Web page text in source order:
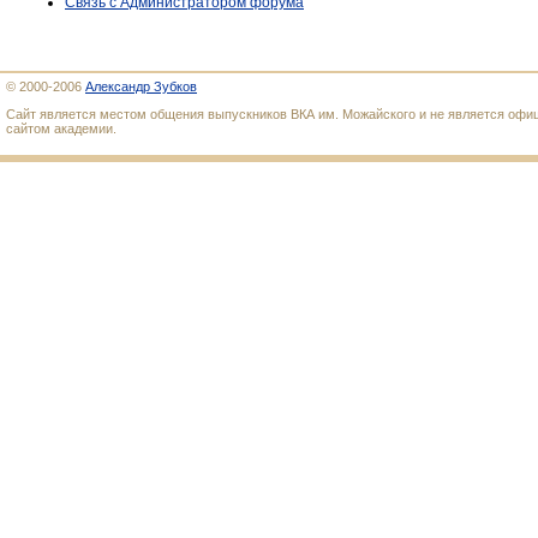
© 2000-2006 Александр Зубков
Сайт является местом общения выпускников ВКА им. Можайского и не является
сайтом академии.